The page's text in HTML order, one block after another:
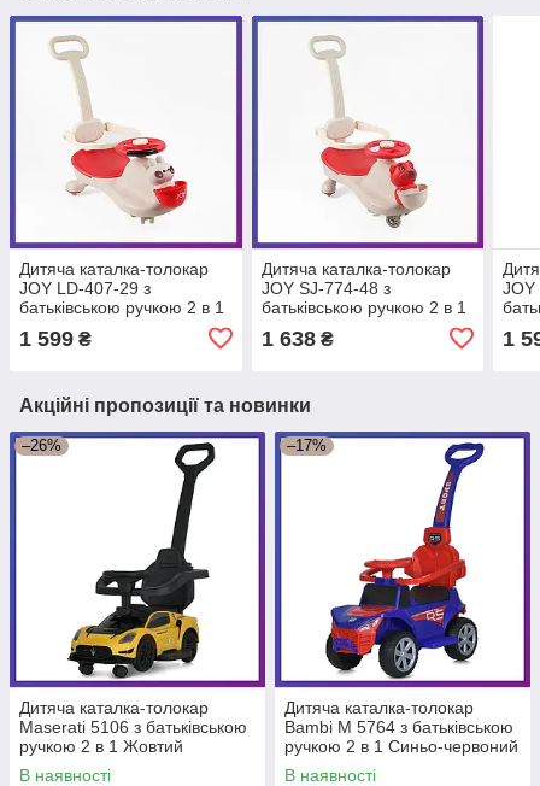
Дитяча каталка-толокар
JOY LD-407-29 з
батьківською ручкою 2 в 1
1 599 ₴
Дитяча каталка-толокар
JOY SJ-774-48 з
батьківською ручкою 2 в 1
1 638₴
JOY
1
Акційні пропозиції та новинки
–26%
Дитяча каталка-толокар
Maserati 5106 з батьківською
ручкою 2 в 1 Жовтий
В наявності
–17%
Дитяча каталка-толокар
Bambi M 5764 з батьківською
ручкою 2 в 1 Синьо-червоний
В наявності